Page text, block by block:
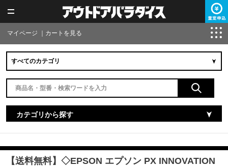
マイページ カートを見る
カテゴリから探す
【送料無料】◇EPSON エプソン PX INNOVATION